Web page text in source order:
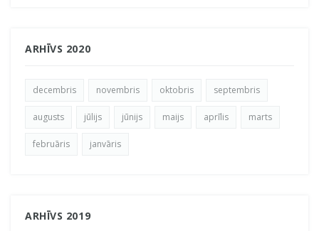
ARHĪVS 2020
decembris novembris oktobris septembris
augusts jūlijs jūnijs maijs aprīlis marts
februāris janvāris
ARHĪVS 2019